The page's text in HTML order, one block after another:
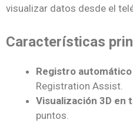
visualizar datos desde el
Características
Registro
Registration Assist.
Visualización 3D en
puntos.